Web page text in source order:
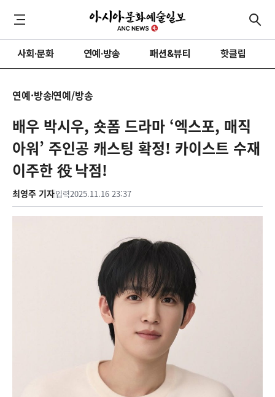
사회·문화 연예·방송 패션&뷰티 핫클립
연예·방송연예/방송
배우 박시우, 숏폼 드라마 ‘엑스포, 매직
아워’ 주인공 캐스팅 확정! 카이스트 수재
이주한 役 낙점!
최영주 기자입력2025.11.16 23:37